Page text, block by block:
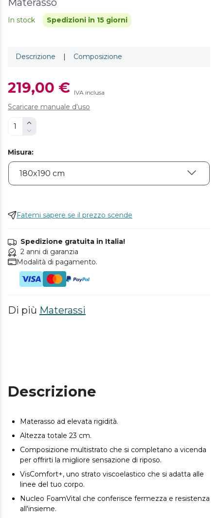
Materasso
In stock Spedizioni in 15 giorni
Descrizione | Composizione
219,00 € IVA inclusa
Scaricare manuale d'uso
Misura:
Fatemi sapere se il prezzo scende
Spedizione gratuita in Italia!
2 anni di garanzia
Modalità di pagamento.
Di più Materassi
Descrizione
Materasso ad elevata rigidità.
Altezza totale 23 cm.
Composizione multistrato che si completano a vicenda
per offrirti la migliore sensazione di riposo.
VisComfort+, uno strato viscoelastico che si adatta alle
linee del tuo corpo.
Nucleo FoamVital che conferisce fermezza e resistenza
all'insieme.